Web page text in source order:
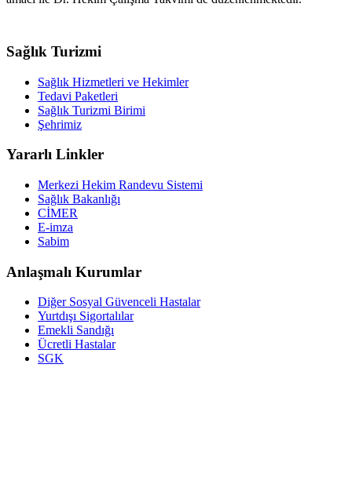
Sağlık Turizmi
Sağlık Hizmetleri ve Hekimler
Tedavi Paketleri
Sağlık Turizmi Birimi
Şehrimiz
Yararlı Linkler
Merkezi Hekim Randevu Sistemi
Sağlık Bakanlığı
CİMER
E-imza
Sabim
Anlaşmalı Kurumlar
Diğer Sosyal Güvenceli Hastalar
Yurtdışı Sigortalılar
Emekli Sandığı
Ücretli Hastalar
SGK